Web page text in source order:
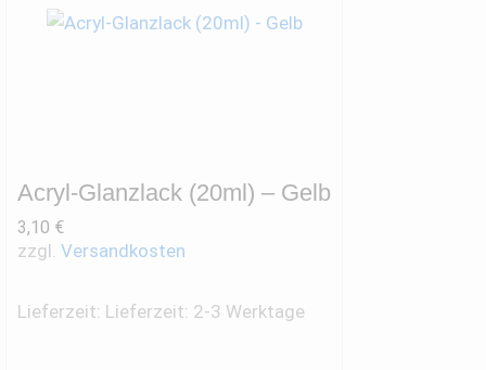
Acryl-Glanzlack (20ml) – Gelb
3,10 €
zzgl. Versandkosten
Lieferzeit: Lieferzeit: 2-3 Werktage